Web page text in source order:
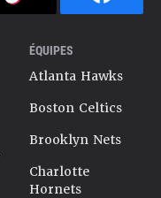
ÉQUIPES
Atlanta Hawks
Boston Celtics
Brooklyn Nets
Charlotte
Hornets